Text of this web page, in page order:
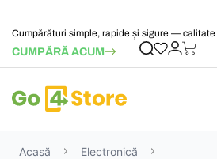
Cumpărături simple, rapide și sigure —
CUMPĂRĂ ACUM
Acasă
Electronică